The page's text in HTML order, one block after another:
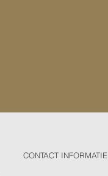
CONTACT INFORMATIE